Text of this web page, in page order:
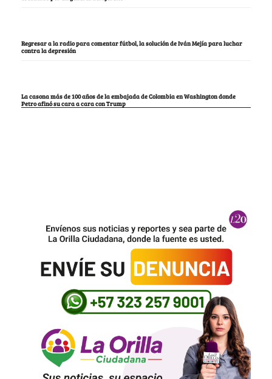
Regresar a la radio para comentar fútbol, la solución de Iván Mejía para luchar
contra la depresión
La casona más de 100 años de la embajada de Colombia en Washington donde
Petro afinó su cara a cara con Trump